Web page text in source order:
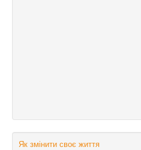
Як змінити своє життя